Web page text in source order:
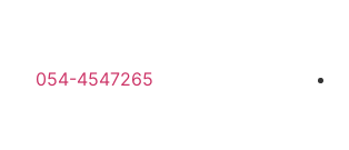
054-4547265